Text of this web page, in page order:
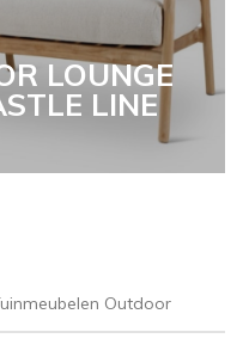
LOUNGE
LINE
Outdoor